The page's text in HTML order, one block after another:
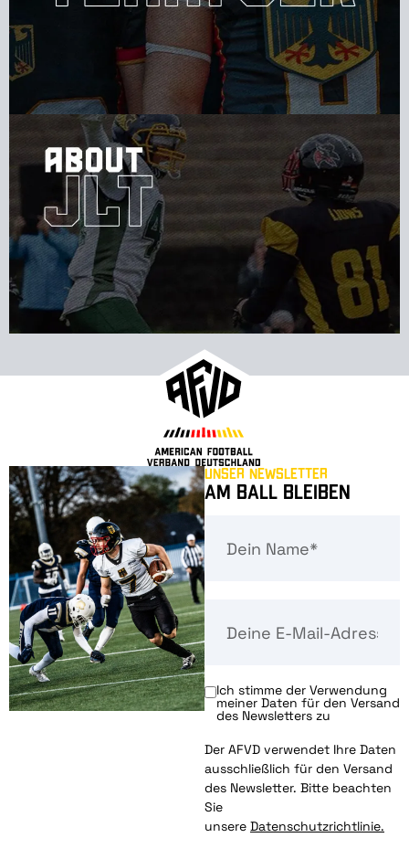
Unser Newsletter
Am Ball bleiben
Ich stimme der Verwendung
meiner Daten für den Versand
des Newsletters zu
Der AFVD verwendet Ihre Daten
ausschließlich für den Versand
des Newsletter. Bitte beachten
Sie
unsere Datenschutzrichtlinie.